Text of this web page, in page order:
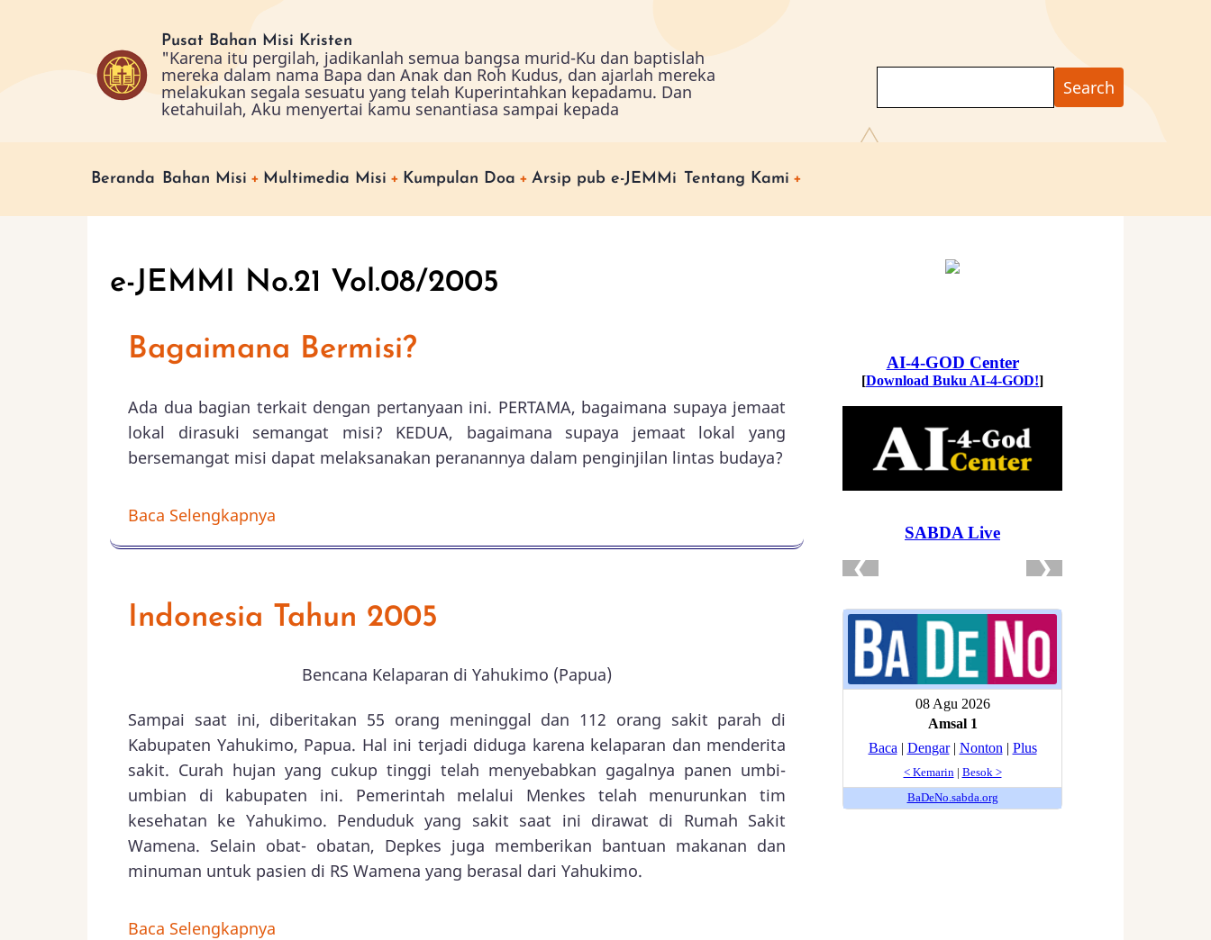
Pusat Bahan Misi Kristen
"Karena itu pergilah, jadikanlah semua bangsa murid-Ku dan baptislah
mereka dalam nama Bapa dan Anak dan Roh Kudus, dan ajarlah mereka
melakukan segala sesuatu yang telah Kuperintahkan kepadamu. Dan
ketahuilah, Aku menyertai kamu senantiasa sampai kepada
Main
Beranda Bahan Misi Multimedia Misi Kumpulan Doa Arsip pub e-JEMMi Tentang Kami
e-JEMMI No.21 Vol.08/2005
Bagaimana Bermisi?
Ada dua bagian terkait dengan pertanyaan ini. PERTAMA, bagaimana supaya jemaat
lokal dirasuki semangat misi? KEDUA, bagaimana supaya jemaat lokal yang
bersemangat misi dapat melaksanakan peranannya dalam penginjilan lintas budaya?
Baca Selengkapnya
Indonesia Tahun 2005
Bencana Kelaparan di Yahukimo (Papua)
Sampai saat ini, diberitakan 55 orang meninggal dan 112 orang sakit parah di
Kabupaten Yahukimo, Papua. Hal ini terjadi diduga karena kelaparan dan menderita
sakit. Curah hujan yang cukup tinggi telah menyebabkan gagalnya panen umbi-
umbian di kabupaten ini. Pemerintah melalui Menkes telah menurunkan tim
kesehatan ke Yahukimo. Penduduk yang sakit saat ini dirawat di Rumah Sakit
Wamena. Selain obat- obatan, Depkes juga memberikan bantuan makanan dan
minuman untuk pasien di RS Wamena yang berasal dari Yahukimo.
Baca Selengkapnya